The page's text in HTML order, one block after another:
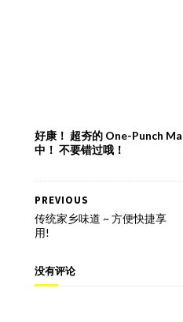
好康！ 超夯的 One-Punch
中！ 不要错过哦！
PREVIOUS
传统家乡味道 ~ 方便快捷享
用!
没有评论